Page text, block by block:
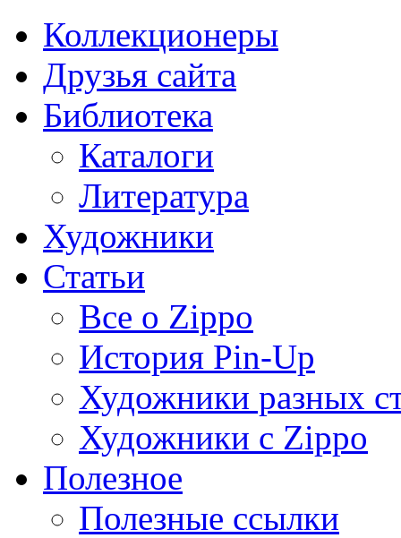
Коллекционеры
Друзья сайта
Библиотека
Каталоги
Литература
Художники
Статьи
Все о Zippo
История Pin-Up
Художники разных
Художники с Zippo
Полезное
Полезные ссылки